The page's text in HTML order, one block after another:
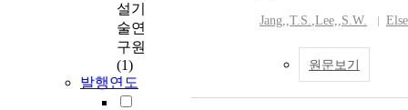
설기
술연
구원
(1)
발행연도
Jang,,T.S.,Lee,,S.W.
원문보기